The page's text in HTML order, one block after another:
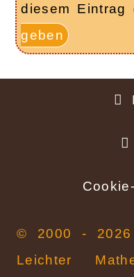
diesem Eintrag
geben
© 2000 - 2026
Leichter